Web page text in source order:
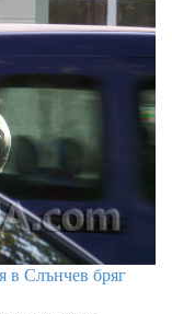
в Слънчев бряг